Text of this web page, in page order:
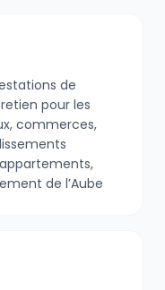
de
pour les
commerces,
de l’Aube